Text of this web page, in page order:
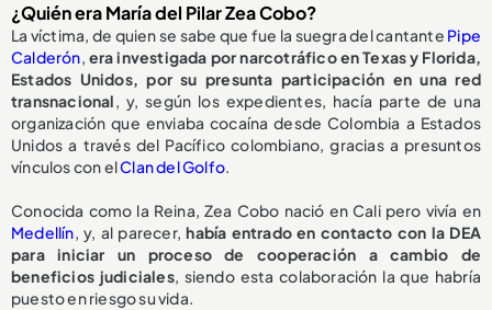
¿Quién era María del Pilar Zea Cobo?
La víctima, de quien se sabe que fue la suegra del cantante Pipe
Calderón, era investigada por narcotráfico en Texas y Florida,
Estados Unidos, por su presunta participación en una red
transnacional, y, según los expedientes, hacía parte de una
organización que enviaba cocaína desde Colombia a Estados
Unidos a través del Pacífico colombiano, gracias a presuntos
vínculos con elClan del Golfo.
Conocida como la Reina, Zea Cobo nació en Cali pero vivía en
Medellín, y, al parecer,había entrado en contacto con la DEA
para iniciar un proceso de cooperación a cambio de
beneficios judiciales, siendo esta colaboración la que habría
puesto en riesgo su vida.